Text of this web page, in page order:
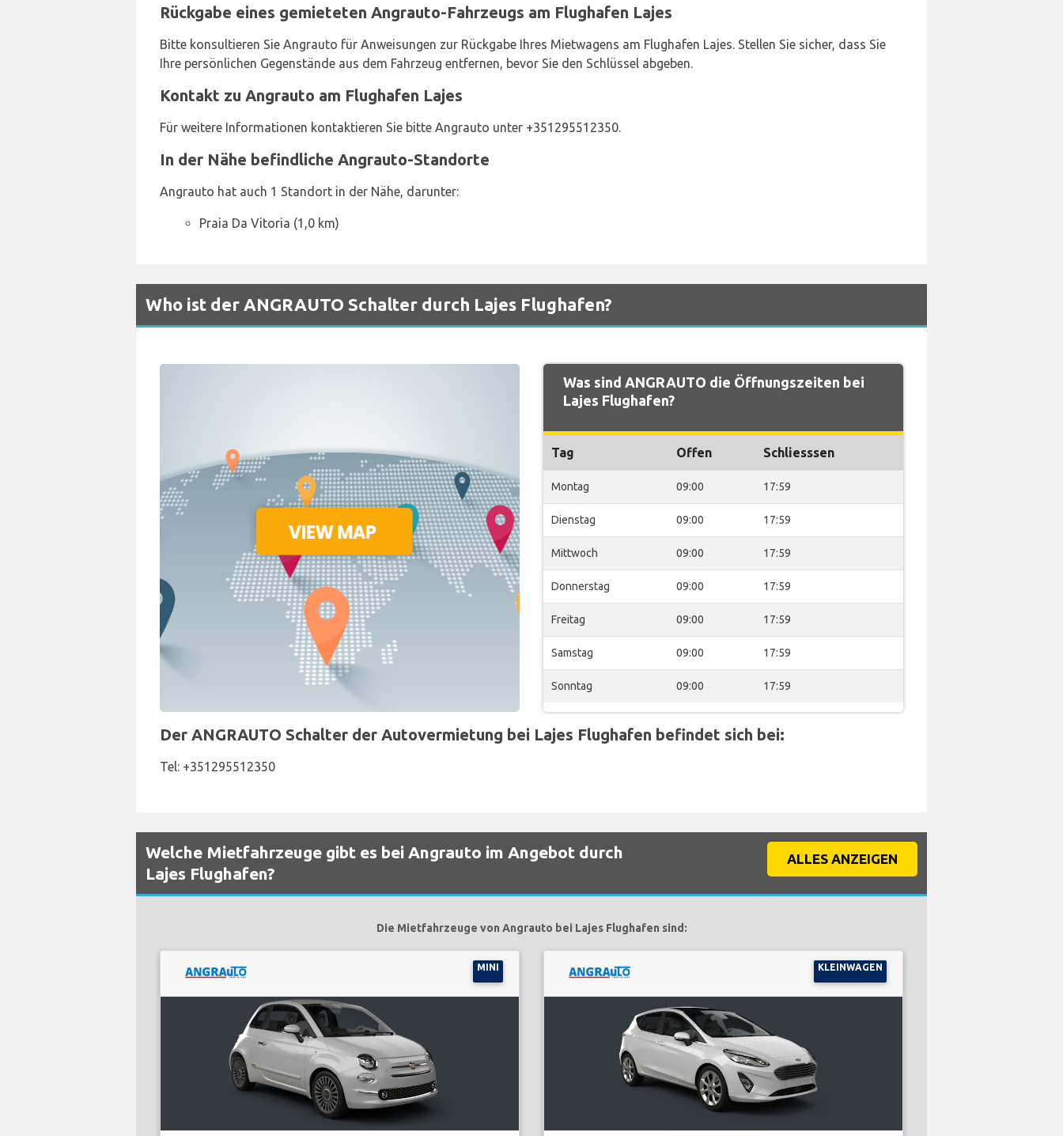
Rückgabe eines gemieteten Angrauto-Fahrzeugs am Flughafen Lajes
Bitte konsultieren Sie Angrauto für Anweisungen zur Rückgabe Ihres Mietwagens am Flughafen Lajes. Stellen Sie sicher, dass Sie
Ihre persönlichen Gegenstände aus dem Fahrzeug entfernen, bevor Sie den Schlüssel abgeben.
Kontakt zu Angrauto am Flughafen Lajes
Für weitere Informationen kontaktieren Sie bitte Angrauto unter +351295512350.
In der Nähe befindliche Angrauto-Standorte
Angrauto hat auch 1 Standort in der Nähe, darunter:
Praia Da Vitoria (1,0 km)
Who ist der ANGRAUTO Schalter durch Lajes Flughafen?
Was sind ANGRAUTO die Öffnungszeiten bei
Lajes Flughafen?
Tag Offen Schliesssen
Montag 09:00 17:59
Dienstag 09:00 17:59
Mittwoch 09:00 17:59
Donnerstag 09:00 17:59
Freitag 09:00 17:59
Samstag 09:00 17:59
Sonntag 09:00 17:59
Der ANGRAUTO Schalter der Autovermietung bei Lajes Flughafen befindet sich bei:
Tel: +351295512350
Welche Mietfahrzeuge gibt es bei Angrauto im Angebot durch
Lajes Flughafen?
ALLES ANZEIGEN
Die Mietfahrzeuge von Angrauto bei Lajes Flughafen sind:
MINI KLEINWAGEN